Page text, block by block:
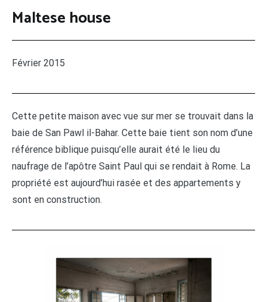
Maltese house
Février 2015
Cette petite maison avec vue sur mer se trouvait dans la
baie de San Pawl il-Bahar. Cette baie tient son nom d’une
référence biblique puisqu’elle aurait été le lieu du
naufrage de l’apôtre Saint Paul qui se rendait à Rome. La
propriété est aujourd’hui rasée et des appartements y
sont en construction.